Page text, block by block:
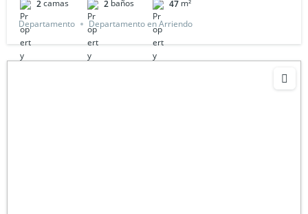
2camas 2 baños 47 m²
Departamento
Departamento en Arriendo